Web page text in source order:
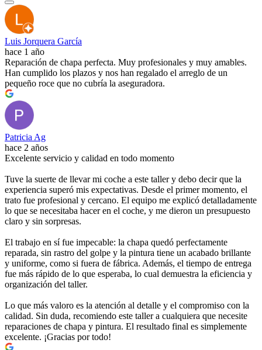
Luis Jorquera García
hace 1 año
Reparación de chapa perfecta. Muy profesionales y muy amables.
Han cumplido los plazos y nos han regalado el arreglo de un
pequeño roce que no cubría la aseguradora.
Patricia Ag
hace 2 años
Excelente servicio y calidad en todo momento
Tuve la suerte de llevar mi coche a este taller y debo decir que la
experiencia superó mis expectativas. Desde el primer momento, el
trato fue profesional y cercano. El equipo me explicó detalladamente
lo que se necesitaba hacer en el coche, y me dieron un presupuesto
claro y sin sorpresas.
El trabajo en sí fue impecable: la chapa quedó perfectamente
reparada, sin rastro del golpe y la pintura tiene un acabado brillante
y uniforme, como si fuera de fábrica. Además, el tiempo de entrega
fue más rápido de lo que esperaba, lo cual demuestra la eficiencia y
organización del taller.
Lo que más valoro es la atención al detalle y el compromiso con la
calidad. Sin duda, recomiendo este taller a cualquiera que necesite
reparaciones de chapa y pintura. El resultado final es simplemente
excelente. ¡Gracias por todo!